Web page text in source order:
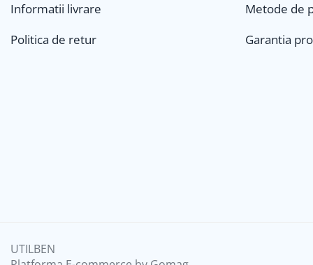
Informatii livrare
Politica de retur
Metode de
Garantia
UTILBEN